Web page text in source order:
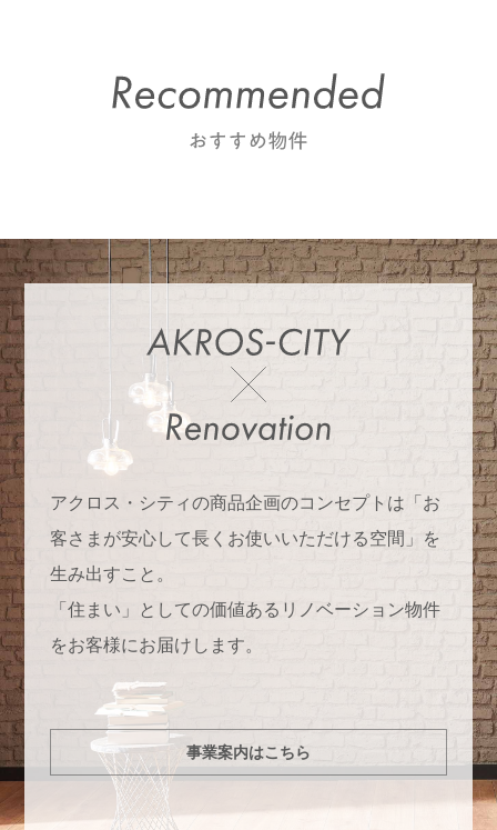
アクロス・シティの商品企画のコンセプトは「お
客さまが安心して長くお使いいただける空間」を
生み出すこと。
「住まい」としての価値あるリノベーション物件
をお客様にお届けします。
事業案内はこちら